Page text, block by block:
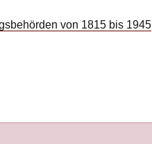
von 1815 bis 1945